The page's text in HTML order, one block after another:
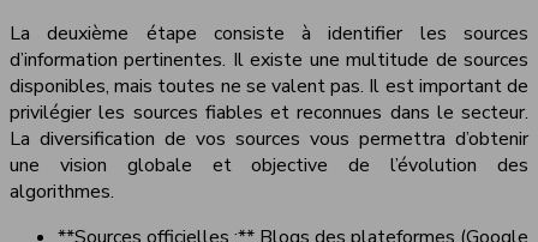
La deuxième étape consiste à identifier les sources
d’information pertinentes. Il existe une multitude de sources
disponibles, mais toutes ne se valent pas. Il est important de
privilégier les sources fiables et reconnues dans le secteur.
La diversification de vos sources vous permettra d’obtenir
une vision globale et objective de l’évolution des
algorithmes.